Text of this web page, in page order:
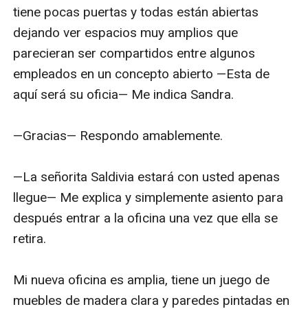
tiene pocas puertas y todas están abiertas
dejando ver espacios muy amplios que
parecieran ser compartidos entre algunos
empleados en un concepto abierto —Esta de
aquí será su oficia— Me indica Sandra.
—Gracias— Respondo amablemente.
—La señorita Saldivia estará con usted apenas
llegue— Me explica y simplemente asiento para
después entrar a la oficina una vez que ella se
retira.
Mi nueva oficina es amplia, tiene un juego de
muebles de madera clara y paredes pintadas en